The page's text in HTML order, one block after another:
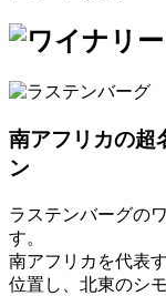
南アフリカの超
ン
ラステンバーグの
す。
南アフリカを代表
位置し、北東のシ